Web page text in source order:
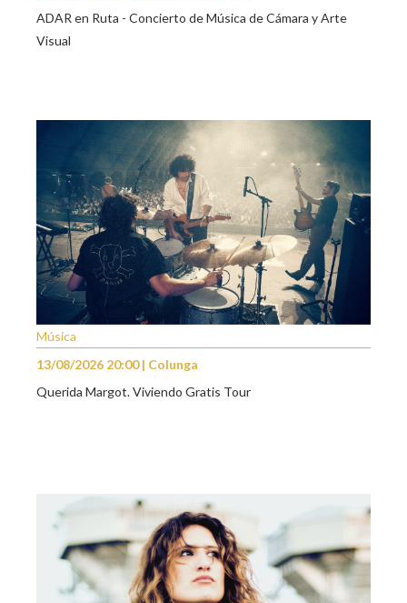
ADAR en Ruta - Concierto de Música de Cámara y Arte
Visual
Música
13/08/2026 20:00 | Colunga
Querida Margot. Viviendo Gratis Tour